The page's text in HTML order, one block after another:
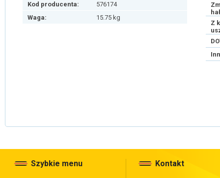
Kod producenta:
576174
Waga:
15.75 kg
Z
Szybkie menu Kontakt